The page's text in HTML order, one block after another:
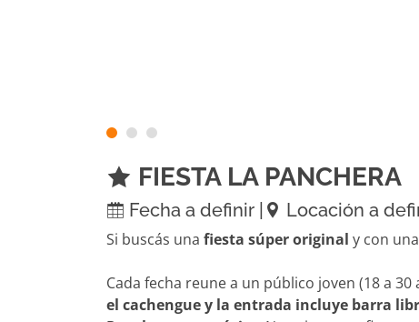
FIESTA LA PANCHERA
Fecha a definir | Locación a
Si buscás una fiesta súper original y con
Cada fecha reune a un público joven (18 a
el cachengue y la entrada incluye barra